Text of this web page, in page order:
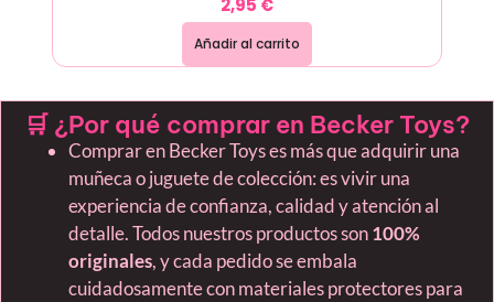
2,95 €
Añadir al carrito
🛒 ¿Por qué comprar en Becker Toys?
Comprar en Becker Toys es más que adquirir una
muñeca o juguete de colección: es vivir una
experiencia de confianza, calidad y atención al
detalle. Todos nuestros productos son100%
originales, y cada pedido se embala
cuidadosamente con materiales protectores para